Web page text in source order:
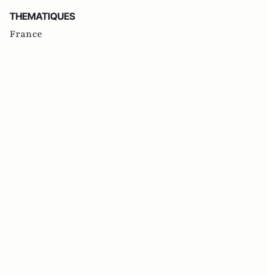
THEMATIQUES
France